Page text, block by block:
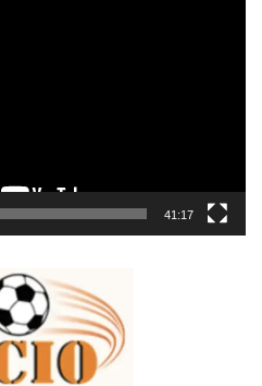
41:17